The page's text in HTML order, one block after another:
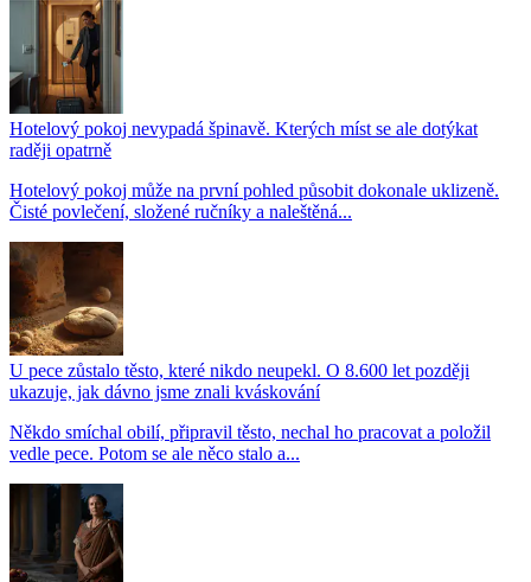
Hotelový pokoj nevypadá špinavě. Kterých míst se ale dotýkat
raději opatrně
Hotelový pokoj může na první pohled působit dokonale uklizeně.
Čisté povlečení, složené ručníky a naleštěná...
U pece zůstalo těsto, které nikdo neupekl. O 8.600 let později
ukazuje, jak dávno jsme znali kváskování
Někdo smíchal obilí, připravil těsto, nechal ho pracovat a položil
vedle pece. Potom se ale něco stalo a...